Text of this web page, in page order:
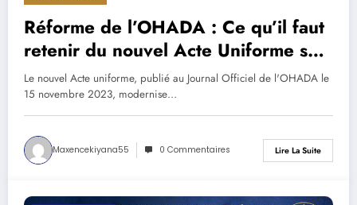
Réforme de l’OHADA : Ce qu’il faut
retenir du nouvel Acte Uniforme sur
le Recouvrement et les Voies
d’Exécution (2023)
Le nouvel Acte uniforme, publié au Journal Officiel de l'OHADA le
15 novembre 2023, modernise…
Maxencekiyana55 0 Commentaires Lire La Suite